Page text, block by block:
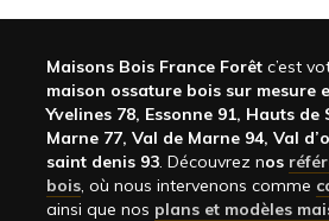
Maisons Bois France Forêt c’est
maison ossature bois sur mesure
Yvelines 78, Essonne 91, Hauts de
Marne 77, Val de Marne 94, Val
saint denis 93. Découvrez nos
bois, où nous intervenons comme
ainsi que nos plans et modèles